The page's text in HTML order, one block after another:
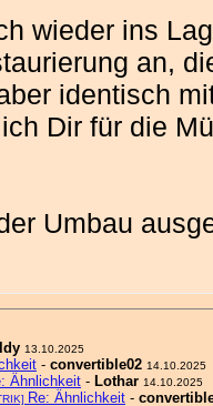
wieder ins
an,
identisch
Dir für die
Umbau
13.10.2025
- convertible02 14.10.2025
Ähnlichkeit - Lothar 14.10.2025
Re: Ähnlichkeit -